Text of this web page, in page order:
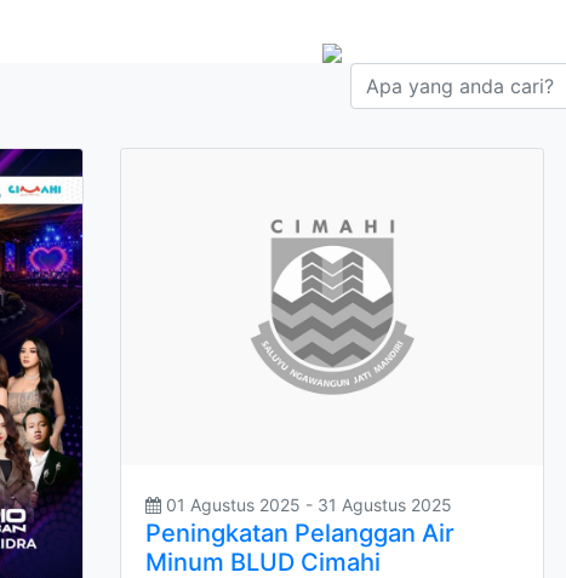
01 Agustus 2025 - 31 Agustus 2025
Peningkatan Pelanggan Air
Minum BLUD Cimahi